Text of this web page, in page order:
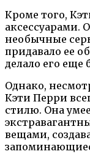
Кроме того,
аксессуарами.
необычные
придавало ее
делало его еще
Однако,
Кэти Перри
стилю. Она
вещами,